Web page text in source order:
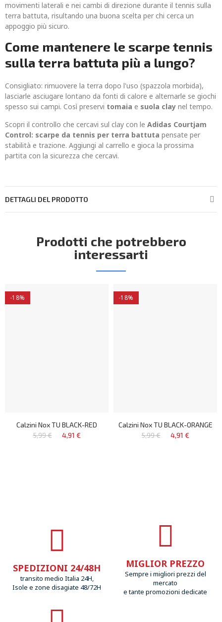
movimenti laterali e nei cambi di direzione durante il tennis sulla
terra battuta, risultando una buona scelta per chi cerca un
appoggio più sicuro.
Come mantenere le scarpe tennis
sulla terra battuta più a lungo?
Consigliato: rimuovere la terra dopo l'uso (spazzola morbida),
lasciarle asciugare lontano da fonti di calore e alternarle se giochi
spesso sui campi. Così preservi tomaia e suola clay nel tempo.
Scopri il controllo che cercavi sul clay con le Adidas Courtjam
Control: scarpe da tennis per terra battuta pensate per
stabilità e trazione. Aggiungi al carrello e gioca la prossima
partita con la sicurezza che cercavi.
DETTAGLI DEL PRODOTTO
Prodotti che potrebbero
interessarti
-18%
Calzini Nox TU BLACK-RED
5,99 €
4,91 €
-18%
Calzini Nox TU BLACK-ORANGE
5,99 €
4,91 €
SPEDIZIONI 24/48H
transito medio Italia 24H,
Isole e zone disagiate 48/72H
MIGLIOR PREZZO
Sempre i migliori prezzi del
mercato
e tante promozioni dedicate